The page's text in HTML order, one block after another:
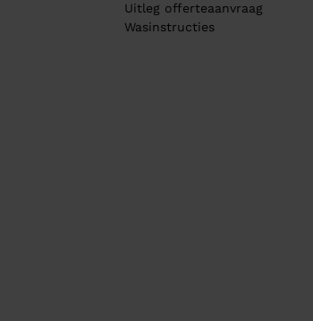
Uitleg offerteaanvraag
Wasinstructies